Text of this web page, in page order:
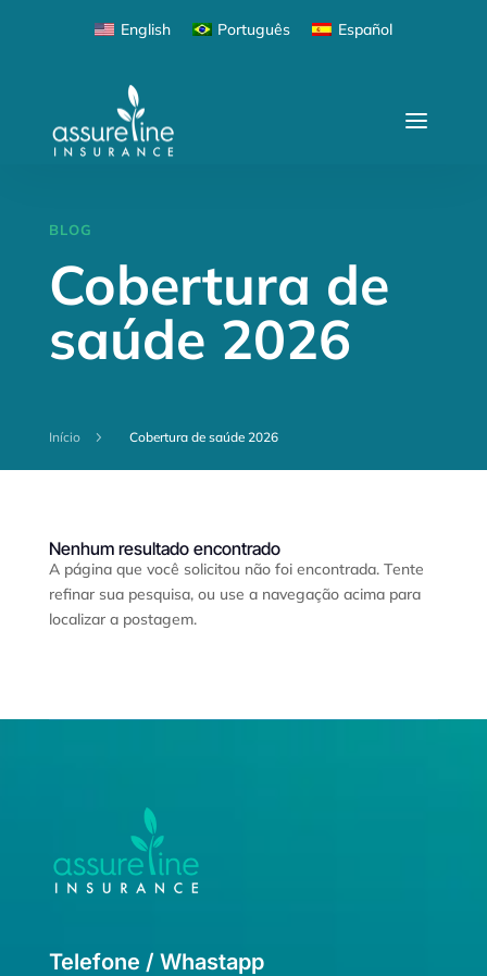
English Português Español
BLOG
Cobertura de
saúde 2026
Início 5 Cobertura de saúde 2026
Nenhum resultado encontrado
A página que você solicitou não foi encontrada. Tente
refinar sua pesquisa, ou use a navegação acima para
localizar a postagem.
Telefone / Whastapp